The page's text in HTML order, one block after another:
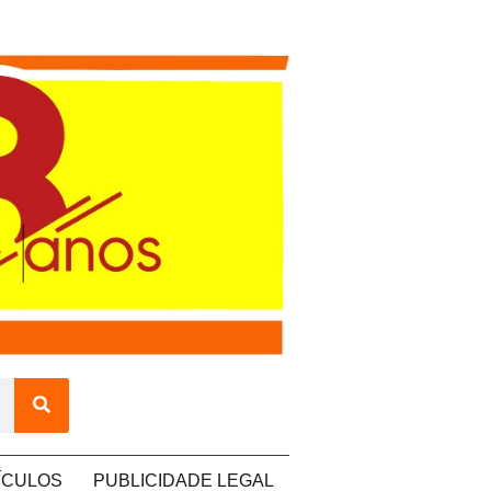
PUBLICIDADE LEGAL